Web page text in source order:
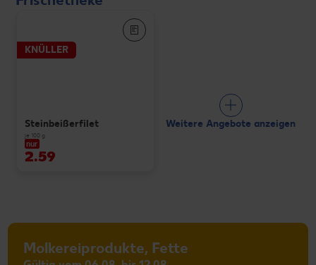
KNÜLLER
Steinbeißerfilet
je 100 g
nur
2.59
Weitere Angebote anzeigen
Molkereiprodukte, Fette